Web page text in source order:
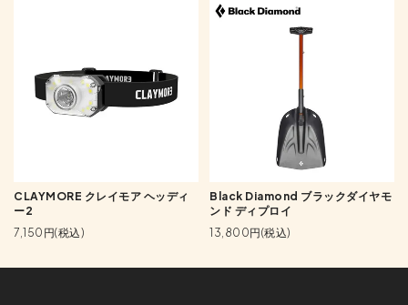
CLAYMORE クレイモア ヘッディ
ー2
7,150円(税込)
Black Diamond ブラックダイヤモ
ンド ディプロイ
13,800円(税込)